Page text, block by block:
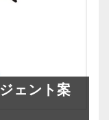
ェント案